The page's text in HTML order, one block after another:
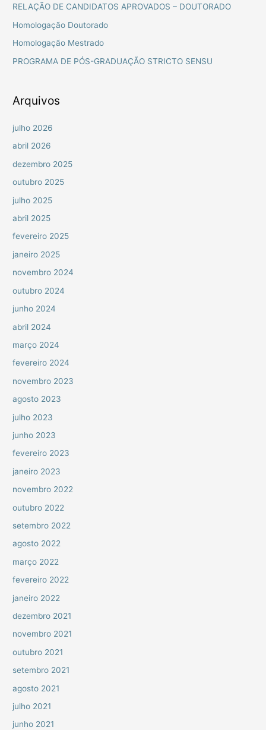
r
p
r
RELAÇÃO DE CANDIDATOS APROVADOS – DOUTORADO
Homologação Doutorado
Homologação Mestrado
PROGRAMA DE PÓS-GRADUAÇÃO STRICTO SENSU
Arquivos
julho 2026
abril 2026
dezembro 2025
outubro 2025
julho 2025
abril 2025
fevereiro 2025
janeiro 2025
novembro 2024
outubro 2024
junho 2024
abril 2024
março 2024
fevereiro 2024
novembro 2023
agosto 2023
julho 2023
junho 2023
fevereiro 2023
janeiro 2023
novembro 2022
outubro 2022
setembro 2022
agosto 2022
março 2022
fevereiro 2022
janeiro 2022
dezembro 2021
novembro 2021
outubro 2021
setembro 2021
agosto 2021
julho 2021
junho 2021